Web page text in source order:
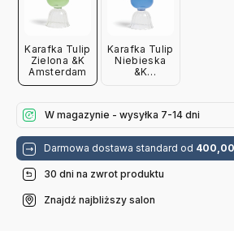
Karafka Tulip
Zielona &K
Amsterdam
Karafka Tulip
Niebieska
&K
W magazynie - wysyłka 7-14 dni
Darmowa dostawa standard od 400,00
30 dni na zwrot produktu
Znajdź najbliższy salon